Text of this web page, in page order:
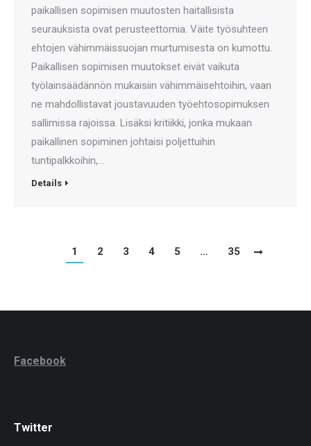
paikallisen sopimisen muutosten haitallisista
seurauksista ovat perusteettomia. Väite työsuhteen
ehtojen vähimmäissuojan murtumisesta on kumottu.
Paikallisen sopimisen muutokset eivät vaikuta
työlainsäädännön mukaisiin vähimmäisehtoihin, vaan
ne mahdollistavat joustavuuden työehtosopimuksen
sallimissa rajoissa. Lisäksi kritiikki, jonka mukaan
paikallinen sopiminen johtaisi poljettuihin
tuntipalkkoihin,…
Details
1 2 3 4 5 … 35
Facebook
Twitter